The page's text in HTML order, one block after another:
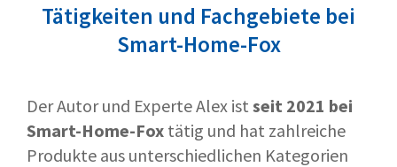
Tätigkeiten und Fachgebiete bei
Smart-Home-Fox
Der Autor und Experte Alex ist seit 2021 bei
Smart-Home-Fox tätig und hat zahlreiche
Produkte aus unterschiedlichen Kategorien